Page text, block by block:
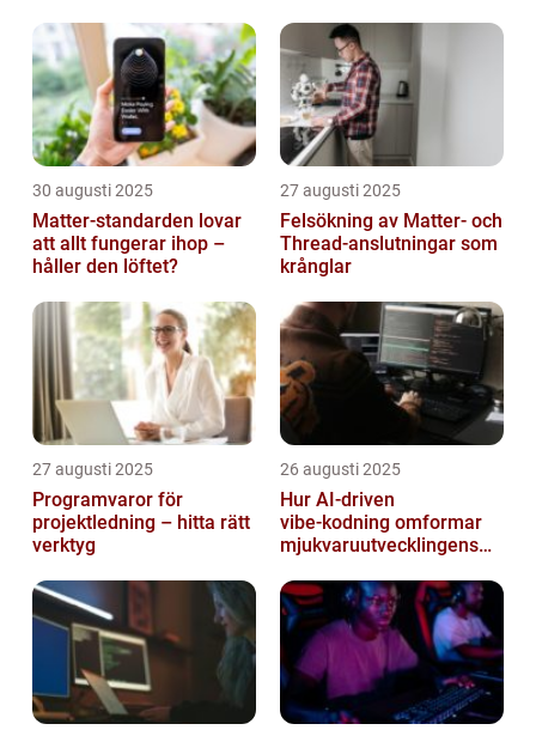
30 augusti 2025
Matter-standarden lovar
att allt fungerar ihop –
håller den löftet?
27 augusti 2025
Felsökning av Matter‑ och
Thread‑anslutningar som
krånglar
27 augusti 2025
Programvaror för
projektledning – hitta rätt
verktyg
26 augusti 2025
Hur AI‑driven
vibe‑kodning omformar
mjukvaruutvecklingens